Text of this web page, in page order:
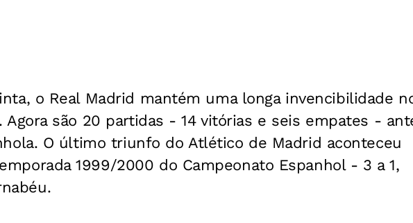
o Real Madrid mantém uma longa invencibilidade
são 20 partidas - 14 vitórias e seis empates -
O último triunfo do Atlético de Madrid aconteceu
1999/2000 do Campeonato Espanhol - 3 a 1,